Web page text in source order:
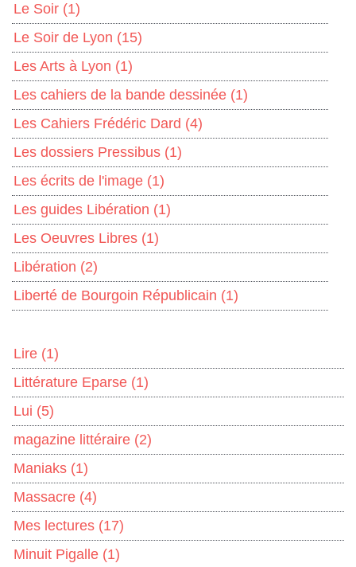
Le Soir (1)
Le Soir de Lyon (15)
Les Arts à Lyon (1)
Les cahiers de la bande dessinée (1)
Les Cahiers Frédéric Dard (4)
Les dossiers Pressibus (1)
Les écrits de l'image (1)
Les guides Libération (1)
Les Oeuvres Libres (1)
Libération (2)
Liberté de Bourgoin Républicain (1)
Lire (1)
Littérature Eparse (1)
Lui (5)
magazine littéraire (2)
Maniaks (1)
Massacre (4)
Mes lectures (17)
Minuit Pigalle (1)